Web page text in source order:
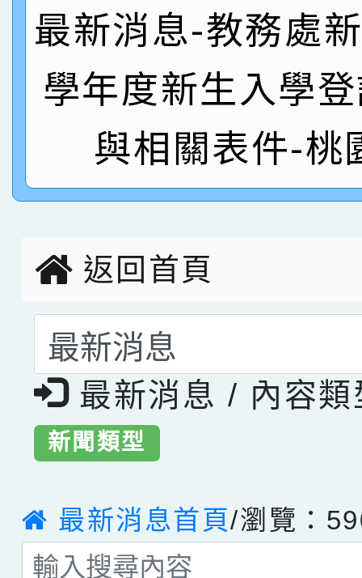
名
倩參加桃園市科展 國
名 指導老師王老師、
賀！本校四年二班張O
園市英語競賽國小朗讀
指導老師林老師
賀！本校參加桃園市中
賽 劉文瑛教師榮獲教
臺灣台語-第二名
賀！本校參與2026世
市賽榮獲科學小創客佳
創客第三名。
最新消息-教務處
學年度新生入學
與相關表件-桃
返回首頁
選擇後頁面內容會更
最新消息 / 內容類
新聞類型
最新消息首頁/瀏覽：